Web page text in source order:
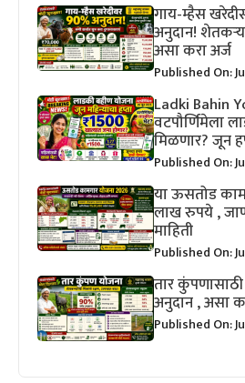
गाय-म्हैस
अनुदान!
असा करा अर्ज
Published On:
Ladki Bahin
वटपौर्णिमेला
मिळणार? जून
Published On:
या ऊसतोड
लाख रुपये ,
माहिती
Published On:
तार
अनुदान , असा
Published On: